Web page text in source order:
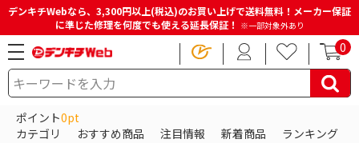
デンキチWebなら、3,300円以上(税込)のお買い上げで送料無料！メーカー保証
に準じた修理を何度でも使える延長保証！ ※一部対象外あり
0
ポイント0pt
カテゴリ
おすすめ商品 注目情報 新着商品
ランキング